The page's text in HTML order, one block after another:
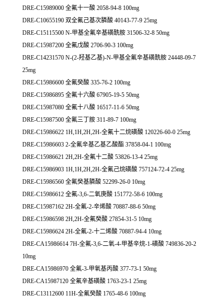
DRE-C15989000 全氟十一酸 2058-94-8 100mg
DRE-C10655190 双全氟己基次膦酸 40143-77-9 25mg
DRE-C15115500 N-甲基全氟辛基磺酰胺 31506-32-8 50mg
DRE-C15987200 全氟戊酸 2706-90-3 100mg
DRE-C14231570 N-(2-羟基乙基)-N-甲基全氟辛基磺酰胺 24448-09-7
25mg
DRE-C15986600 全氟癸酸 335-76-2 100mg
DRE-C15986895 全氟十六酸 67905-19-5 50mg
DRE-C15987080 全氟十八酸 16517-11-6 50mg
DRE-C15987500 全氟三丁胺 311-89-7 100mg
DRE-C15986622 1H,1H,2H,2H-全氟十二烷磺酸 120226-60-0 25mg
DRE-C15986603 2-全氟辛基乙基乙酸酯 37858-04-1 100mg
DRE-C15986621 2H,2H-全氟十二酸 53826-13-4 25mg
DRE-C15986903 1H,1H,2H,2H-全氟己烷磺酸 757124-72-4 25mg
DRE-C15986560 全氟癸基膦酸 52299-26-0 10mg
DRE-C15986612 全氟-3,6-二氧庚酸 151772-58-6 100mg
DRE-C15987162 2H-全氟-2-辛烯酸 70887-88-6 50mg
DRE-C15986598 2H,2H-全氟癸酸 27854-31-5 10mg
DRE-C15986624 2H-全氟-2-十二烯酸 70887-94-4 10mg
DRE-CA15986614 7H-全氟-3,6-二氧-4-甲基辛烷-1-磺酸 749836-20-2
10mg
DRE-CA15986970 全氟-3-甲氧基丙酸 377-73-1 50mg
DRE-CA15987120 全氟辛基磺酸 1763-23-1 25mg
DRE-C13112600 11H-全氟癸酸 1765-48-6 100mg